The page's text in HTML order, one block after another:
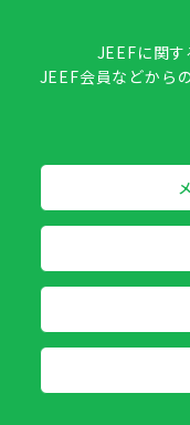
JEEFに関す
JEEF会員などから